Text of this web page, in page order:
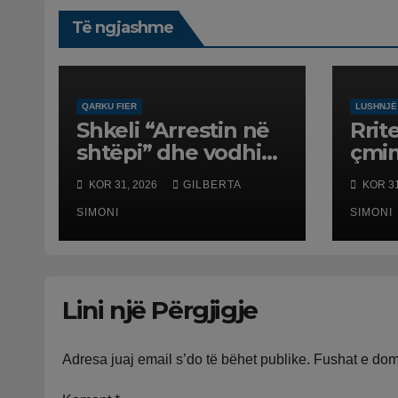
Të ngjashme
QARKU FIER
Shkeli “Arrestin në
shtëpi” dhe vodhi
automjetin,
arrestohet 43-
vjeçari
KOR 31, 2026 GILBERTA
SIMONI
LUSHNJË
KOR
SIMONI
Lini një Përgjigje
Adresa juaj email s’do të bëhet publike. Fushat e